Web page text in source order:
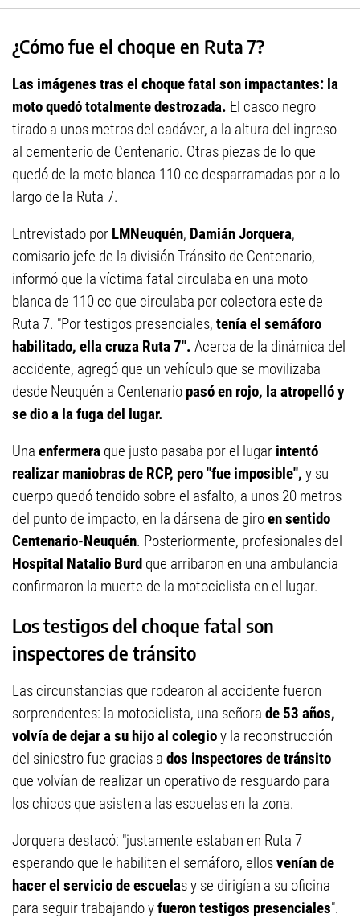
¿Cómo fue el choque en Ruta 7?
Las imágenes tras el choque fatal son impactantes: la
moto quedó totalmente destrozada. El casco negro
tirado a unos metros del cadáver, a la altura del ingreso
al cementerio de Centenario. Otras piezas de lo que
quedó de la moto blanca 110 cc desparramadas por a lo
largo de la Ruta 7.
Entrevistado por LMNeuquén, Damián Jorquera,
comisario jefe de la división Tránsito de Centenario,
informó que la víctima fatal circulaba en una moto
blanca de 110 cc que circulaba por colectora este de
Ruta 7. "Por testigos presenciales, tenía el semáforo
habilitado, ella cruza Ruta 7". Acerca de la dinámica del
accidente, agregó que un vehículo que se movilizaba
desde Neuquén a Centenario pasó en rojo, la atropelló y
se dio a la fuga del lugar.
Una enfermera que justo pasaba por el lugar intentó
realizar maniobras de RCP, pero "fue imposible", y su
cuerpo quedó tendido sobre el asfalto, a unos 20 metros
del punto de impacto, en la dársena de giroen sentido
Centenario-Neuquén. Posteriormente, profesionales del
Hospital Natalio Burd que arribaron en una ambulancia
confirmaron la muerte de la motociclista en el lugar.
Los testigos del choque fatal son
inspectores de tránsito
Las circunstancias que rodearon al accidente fueron
sorprendentes: la motociclista, una señora de 53 años,
volvía de dejar a su hijo al colegioy la reconstrucción
del siniestro fue gracias a dos inspectores de tránsito
que volvían de realizar un operativo de resguardo para
los chicos que asisten a las escuelas en la zona.
Jorquera destacó: "justamente estaban en Ruta 7
esperando que le habiliten el semáforo, ellosvenían de
hacer el servicio de escuelas y se dirigían a su oficina
para seguir trabajando yfueron testigos presenciales".